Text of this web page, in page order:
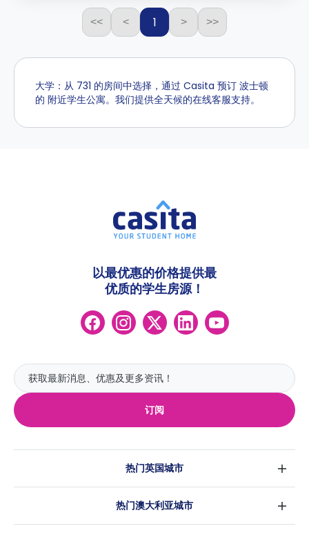
<< < 1 > >>
大学：从 731 的房间中选择，通过 Casita 预订 波士顿
的 附近学生公寓。我们提供全天候的在线客服支持。
订阅
以最优惠的价格提供最
优质的学生房源！
热门英国城市
伦敦
热门澳大利亚城市